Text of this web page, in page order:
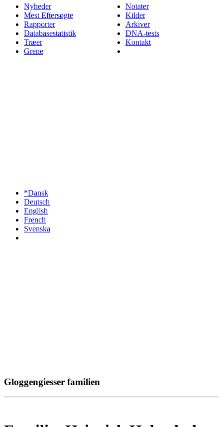
Nyheder
Mest Eftersøgte
Rapporter
Databasestatistik
Træer
Grene
Notater
Kilder
Arkiver
DNA-tests
Kontakt
*Dansk
Deutsch
English
French
Svenska
Gloggengiesser familien